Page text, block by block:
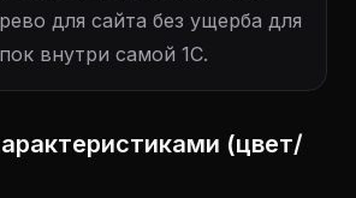
для сайта без ущерба для
внутри самой 1С.
(цвет/